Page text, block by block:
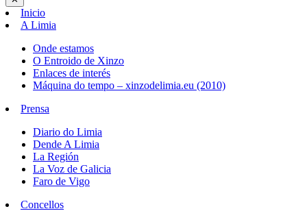
Inicio
A Limia
Onde estamos
O Entroido de Xinzo
Enlaces de interés
Máquina do tempo – xinzodelimia.eu (2010)
Prensa
Diario do Limia
Dende A Limia
La Región
La Voz de Galicia
Faro de Vigo
Concellos